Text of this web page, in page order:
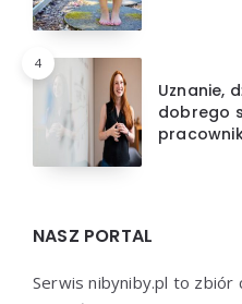
4
Uznanie,
dobrego
NASZ PORTAL
Serwis nibyniby.pl to zbiór